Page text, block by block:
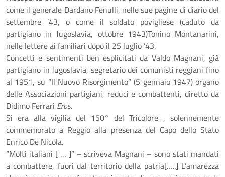
come il generale Dardano Fenulli, nelle sue pagine di diario del
settembre ’43, o come il soldato povigliese (caduto da
partigiano in Jugoslavia, ottobre 1943)Tonino Montanarini,
nelle lettere ai familiari dopo il 25 luglio ’43.
Concetti e sentimenti ben esplicitati da Valdo Magnani, già
partigiano in Jugoslavia, segretario dei comunisti reggiani fino
al 1951, su “Il Nuovo Risorgimento” (5 gennaio 1947) organo
delle Associazioni partigiani, reduci e combattenti, diretto da
Didimo Ferrari Eros.
Si era alla vigilia del 150° del Tricolore , solennemente
commemorato a Reggio alla presenza del Capo dello Stato
Enrico De Nicola.
“Molti italiani [ … ]” – scriveva Magnani – sono stati mandati
a combattere, fuori dal territorio della patria[…..] L’amarezza